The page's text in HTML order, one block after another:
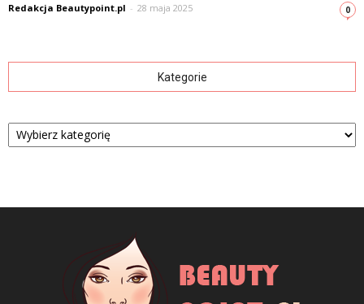
Redakcja Beautypoint.pl - 28 maja 2025 0
Kategorie
Kategorie